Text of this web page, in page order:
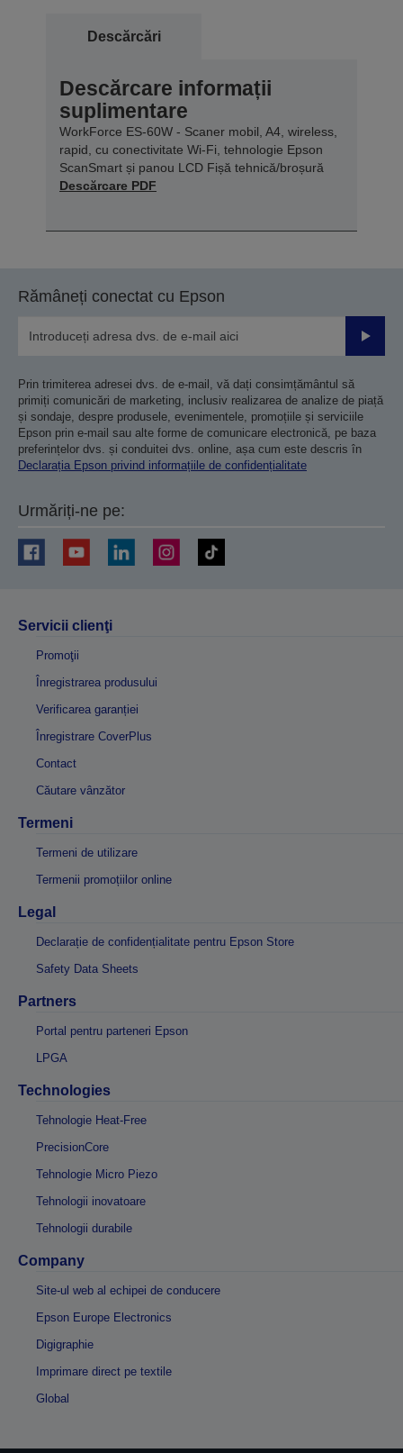
Descărcări
Descărcare informații
suplimentare
WorkForce ES-60W - Scaner mobil, A4, wireless,
rapid, cu conectivitate Wi-Fi, tehnologie Epson
ScanSmart și panou LCD Fișă tehnică/broșură
Descărcare PDF
Rămâneți conectat cu Epson
Prin trimiterea adresei dvs. de e-mail, vă dați consimțământul să
primiți comunicări de marketing, inclusiv realizarea de analize de piață
și sondaje, despre produsele, evenimentele, promoțiile și serviciile
Epson prin e-mail sau alte forme de comunicare electronică, pe baza
preferințelor dvs. și conduitei dvs. online, așa cum este descris în
Declarația Epson privind informațiile de confidențialitate
Urmăriți-ne pe:
Servicii clienţi
Promoţii
Înregistrarea produsului
Verificarea garanției
Înregistrare CoverPlus
Contact
Căutare vânzător
Termeni
Termeni de utilizare
Termenii promoțiilor online
Legal
Declarație de confidențialitate pentru Epson Store
Safety Data Sheets
Partners
Portal pentru parteneri Epson
LPGA
Technologies
Tehnologie Heat-Free
PrecisionCore
Tehnologie Micro Piezo
Tehnologii inovatoare
Tehnologii durabile
Company
Site-ul web al echipei de conducere
Epson Europe Electronics
Digigraphie
Imprimare direct pe textile
Global